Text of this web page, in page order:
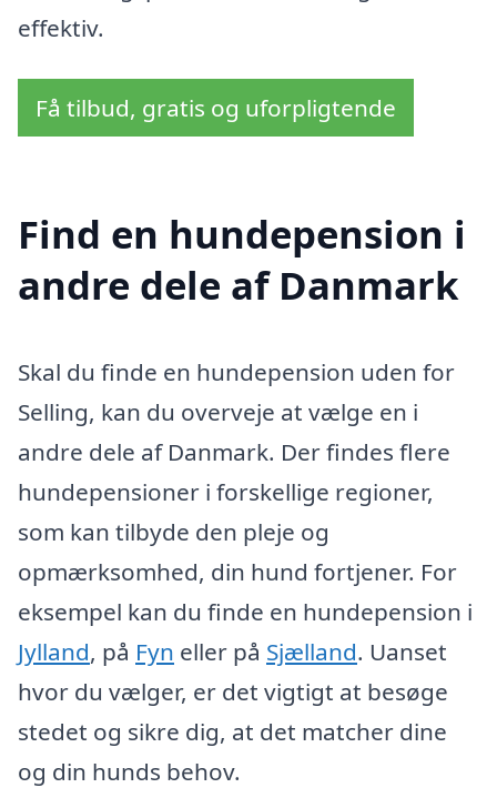
effektiv.
Få tilbud, gratis og uforpligtende
Find en hundepension i
andre dele af Danmark
Skal du finde en hundepension uden for
Selling, kan du overveje at vælge en i
andre dele af Danmark. Der findes flere
hundepensioner i forskellige regioner,
som kan tilbyde den pleje og
opmærksomhed, din hund fortjener. For
eksempel kan du finde en hundepension i
Jylland, på Fyn eller på Sjælland. Uanset
hvor du vælger, er det vigtigt at besøge
stedet og sikre dig, at det matcher dine
og din hunds behov.